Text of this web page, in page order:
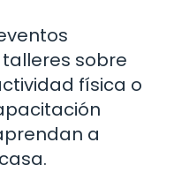
sobre
física o
a